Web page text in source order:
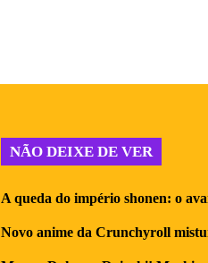
NÃO DEIXE DE VER
A queda do império shonen: o
Novo anime da Crunchyroll